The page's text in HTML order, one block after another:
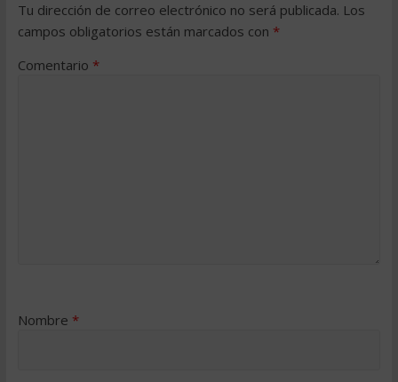
Tu dirección de correo electrónico no será publicada. Los
campos obligatorios están marcados con *
Comentario *
Nombre *